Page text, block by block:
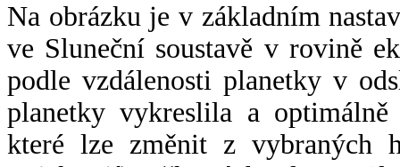
Na obrázku je v základním
ve Sluneční soustavě v rovině
podle vzdálenosti planetky v
planetky vykreslila a
které lze změnit z vybraných